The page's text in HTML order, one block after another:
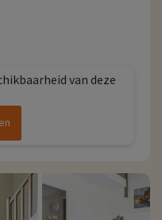
van deze